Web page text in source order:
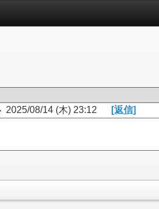
2025/08/14 (木) 23:12 [返信]